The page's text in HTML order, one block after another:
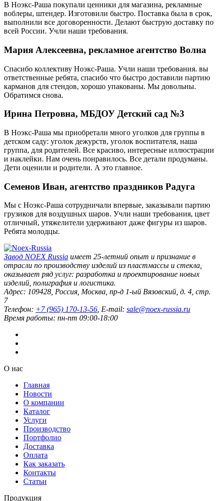
В Ноэкс-Раша покупали ценники для магазина, рекламные
воблеры, штендер. Изготовили быстро. Поставка была в срок,
выполнили все договоренности. Делают быструю доставку по
всей России. Учли наши требования.
Мария Алексеевна, рекламное агентство Волна
Спасибо коллективу Ноэкс-Раша. Учли наши требования. вы
ответственные ребята, спасибо что быстро доставили партию
карманов для стендов, хорошо упакованы. Мы довольны.
Обратимся снова.
Ирина Петровна, МБДОУ Детский сад №3
В Ноэкс-Раша мы приобретали много уголков для группы в
детском саду: уголок дежурств, уголок воспитателя, наша
группа, для родителей. Все красиво, интересные иллюстрации
и наклейки. Нам очень понравилось. Все детали продуманы.
Дети оценили и родители. А это главное.
Семенов Иван, агентство праздников Радуга
Мы с Ноэкс-Раша сотрудничали впервые, заказывали партию
грузиков для воздушных шаров. Учли наши требования, цвет
отличный, утяжелители удерживают даже фигуры из шаров.
Ребята молодцы.
Завод NOEX Russia имеет 25-летний опыт и признание в
отрасли по производству изделий из пластмассы и стекла,
оказывает ряд услуг: разработка и проектирование новых
изделий, полиграфия и логистика.
Адрес: 109428, Россия, Москва, пр-д 1-ый Вязовский, д. 4, стр.
7
Телефон: +7 (965) 170-13-56, E-mail: sale@noex-russia.ru
Время работы: пн-пт 09:00-18:00
О нас
Главная
Новости
О компании
Каталог
Услуги
Производство
Портфолио
Доставка
Оплата
Как заказать
Контакты
Статьи
Продукция